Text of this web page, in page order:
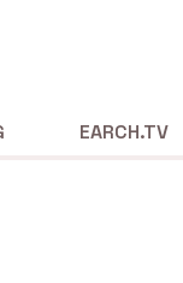
EARCH.TV